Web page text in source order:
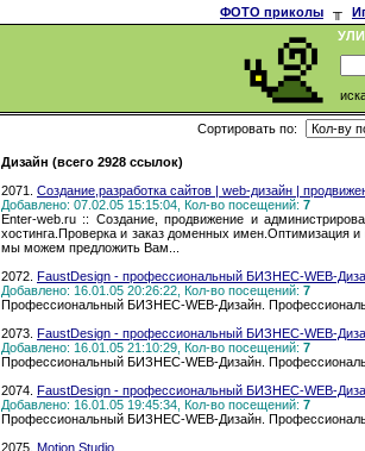
ФОТО приколы ╥
Сортировать по:
Дизайн (всего 2928 ссылок)
2071. Создание,разработка сайтов | web-дизайн |
Добавлено: 07.02.05 15:15:04, Кол-во посещений: 7
Enter-web.ru :: Создание, продвижение и
хостинга.Проверка и заказ доменных имен.Оптимизация
мы можем предложить Вам...
2072. FaustDesign - профессиональный БИЗНЕС-WEB-
Добавлено: 16.01.05 20:26:22, Кол-во посещений: 7
Профессиональный БИЗНЕС-WEB-Дизайн.
2073. FaustDesign - профессиональный БИЗНЕС-WEB-
Добавлено: 16.01.05 21:10:29, Кол-во посещений: 7
Профессиональный БИЗНЕС-WEB-Дизайн.
2074. FaustDesign - профессиональный БИЗНЕС-WEB-
Добавлено: 16.01.05 19:45:34, Кол-во посещений: 7
Профессиональный БИЗНЕС-WEB-Дизайн.
2075. Motion Studio